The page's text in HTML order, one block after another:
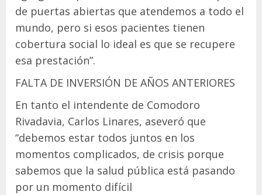
de puertas abiertas que atendemos a todo el
mundo, pero si esos pacientes tienen
cobertura social lo ideal es que se recupere
esa prestación”.
FALTA DE INVERSIÓN DE AÑOS ANTERIORES
En tanto el intendente de Comodoro
Rivadavia, Carlos Linares, aseveró que
“debemos estar todos juntos en los
momentos complicados, de crisis porque
sabemos que la salud pública está pasando
por un momento difícil